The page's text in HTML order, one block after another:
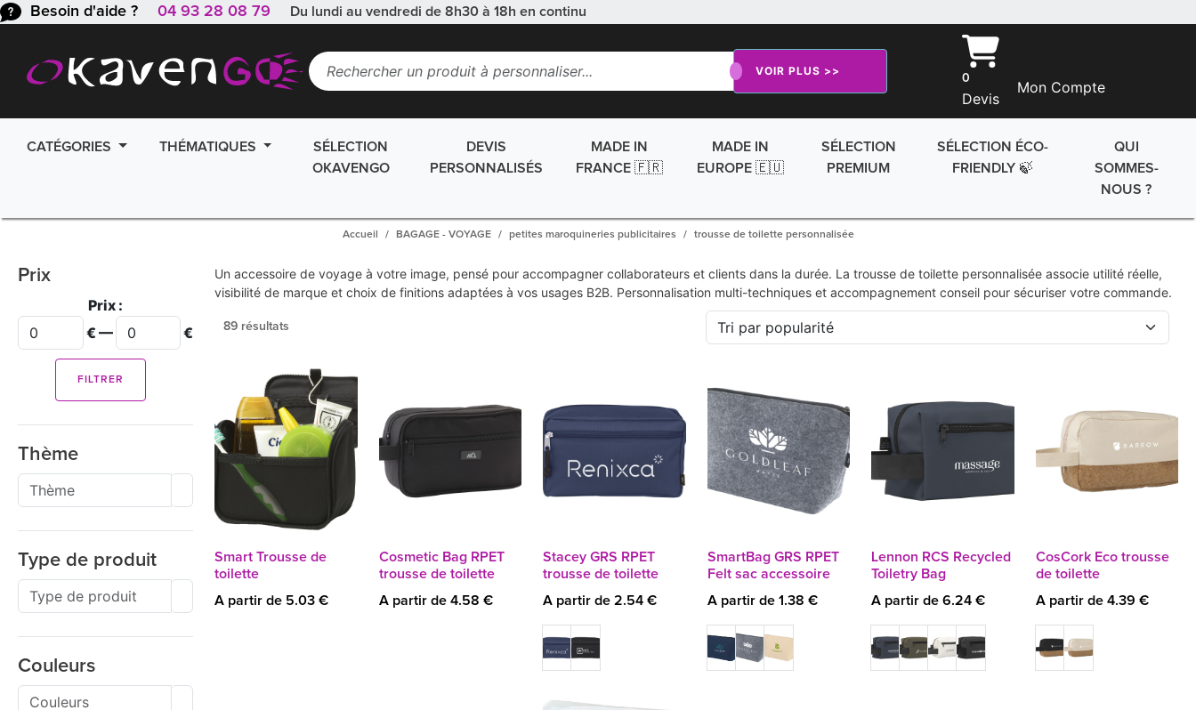
Besoin d'aide ? 04 93 28 08 79 Du lundi au vendredi de 8h30 à 18h en continu
VOIR PLUS >>
0
Devis
Mon Compte
CATÉGORIES THÉMATIQUES
SÉLECTION
OKAVENGO
DEVIS
PERSONNALISÉS
MADE IN
FRANCE 🇫🇷
MADE IN
EUROPE 🇪🇺
SÉLECTION
PREMIUM
SÉLECTION ÉCO-
FRIENDLY 🍃
QUI
SOMMES-
NOUS ?
Accueil BAGAGE - VOYAGE petites maroquineries publicitaires trousse de toilette personnalisée
Prix
FILTRER
€ — €
Prix :
Thème
Type de produit
Couleurs
Un accessoire de voyage à votre image, pensé pour accompagner collaborateurs et clients dans la durée. La trousse de toilette personnalisée associe utilité réelle,
visibilité de marque et choix de finitions adaptées à vos usages B2B. Personnalisation multi-techniques et accompagnement conseil pour sécuriser votre commande.
89 résultats
Smart Trousse de
toilette
A partir de 5.03 €
Cosmetic Bag RPET
trousse de toilette
A partir de 4.58 €
Stacey GRS RPET
trousse de toilette
A partir de 2.54 €
SmartBag GRS RPET
Felt sac accessoire
A partir de 1.38 €
Lennon RCS Recycled
Toiletry Bag
A partir de 6.24 €
CosCork Eco trousse
de toilette
A partir de 4.39 €